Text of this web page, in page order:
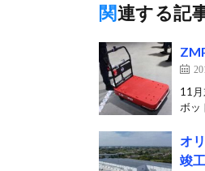
関連する記
11
ボッ
オ
竣工